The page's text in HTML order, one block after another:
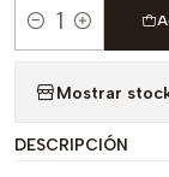
Cantidad
Mostrar
DESCRIPCIÓN